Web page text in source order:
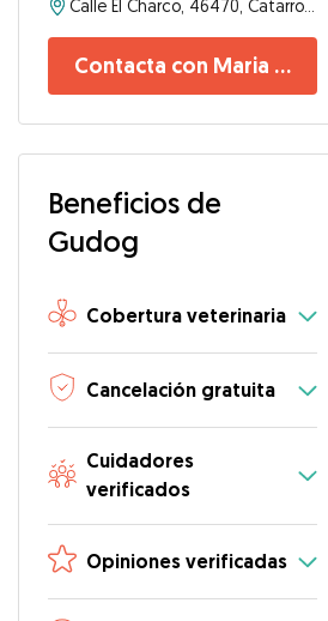
Contacta con Maria Camila
Beneficios de
Gudog
Cobertura veterinaria
Cancelación gratuita
Cuidadores
verificados
Opiniones verificadas